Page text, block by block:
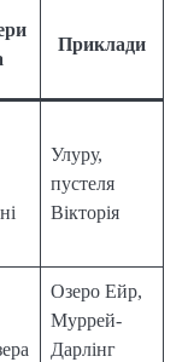
Приклади
Улуру,
пустеля
Вікторія
Озеро Ейр,
Муррей-
Дарлінг